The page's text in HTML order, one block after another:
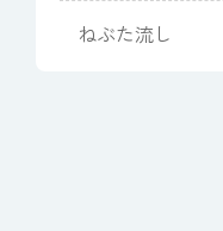
ねぶた流し